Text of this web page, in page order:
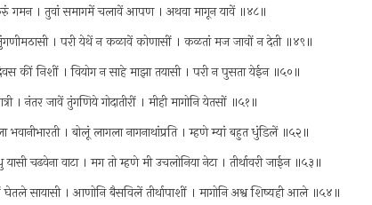
करुं गमन । तुवां समागमें चलावें आपण । अथवा मागून यावें ॥४८॥
। परी येथें न कळावें कोणासीं । कळतां मज जावों न देती ॥४९॥
कीं निशीं । वियोग न साहे माझा तयासी । परी न पुसता येईन ॥५०॥
। नंतर जावें तुंगणिये गोदातीरीं । मीही मागोनि येतसों ॥५१॥
। बोलूं लागला नागनाथांप्रति । म्हणे म्यां बहुत धुंडिलें ॥५२॥
चढवेना वाटा । मग तो म्हणे मी उचलोनिया नेटा । तीर्थावरी जाईन ॥५३॥
घेतले सायासी । आणोनि बैसविलें तीर्थापाशीं । मागोनि अश्व शिष्यही आले ॥५४॥